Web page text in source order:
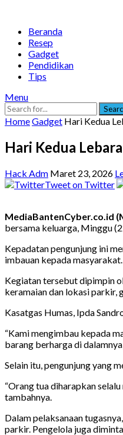
Beranda
Resep
Gadget
Pendidikan
Tips
Menu
HomeGadget Hari Kedua
Hari Kedua
Hack Adm Maret 23, 2026
Tweet on Twitter
MediaBantenCyber.co.id
bersama keluarga, Minggu
Kepadatan pengunjung ini
imbauan kepada masyarakat.
Kegiatan tersebut dipimpin
keramaian dan lokasi parkir,
Kasatgas Humas, Ipda
“Kami mengimbau kepada
barang berharga di
Selain itu, pengunjung yang
“Orang tua diharapkan
tambahnya.
Dalam pelaksanaan
parkir. Pengelola juga